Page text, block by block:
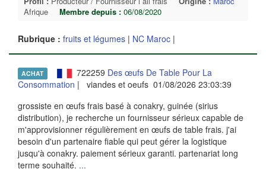
Afrique
Membre depuis : 06/08/2020
Rubrique : fruits et légumes | NC Maroc |
ACHAT 722259 Des œufs De Table Pour La
Consommation | viandes et oeufs 01/08/2026 23:03:39
grossiste en œufs frais basé à conakry, guinée (sirius
distribution), je recherche un fournisseur sérieux capable de
m'approvisionner régulièrement en œufs de table frais. j'ai
besoin d'un partenaire fiable qui peut gérer la logistique
jusqu'à conakry. paiement sérieux garanti. partenariat long
terme souhaité. ...